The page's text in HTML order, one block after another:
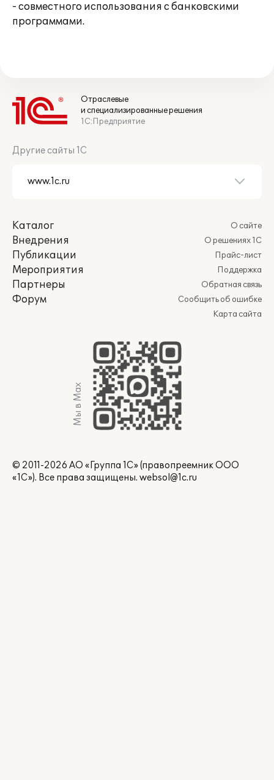
- совместного использования с банковскими
программами.
Отраслевые
и специализированные решения
1С:Предприятие
Другие сайты 1С
Каталог
Внедрения
Публикации
Мероприятия
Партнеры
Форум
О сайте
О решениях 1С
Прайс-лист
Поддержка
Обратная связь
Сообщить об ошибке
Карта сайта
Мы в Max
© 2011-2026 АО «Группа 1С» (правопреемник ООО
«1С»). Все права защищены. websol@1c.ru